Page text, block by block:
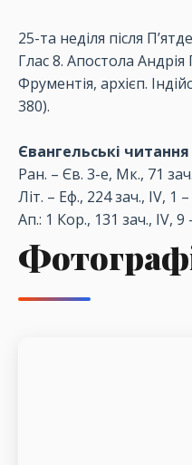
25-та неділя після
Глас 8. Апостола
Фрументія, архієп.
380).
Євангельські читання
Ран. – Єв. 3-е, Мк., 71
Літ. – Еф., 224 зач., IV, 1
Ап.: 1 Кор., 131 зач., IV, 9